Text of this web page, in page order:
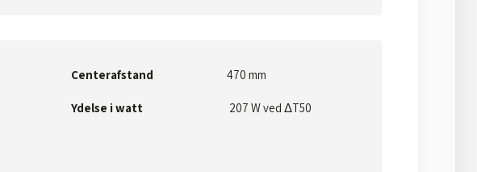
Centerafstand 470 mm
Ydelse i watt 207 W ved ΔT50